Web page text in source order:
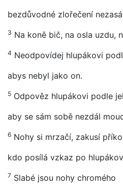
bezdůvodné zlořečení
3 Na koně bič, na osla uzdu,
4 Neodpovídej hlupákovi
abys nebyl jako on.
5 Odpověz hlupákovi podle
aby se sám sobě nezdál
6 Nohy si mrzačí, zakusí
kdo posílá vzkaz po
7 Slabé jsou nohy chromého